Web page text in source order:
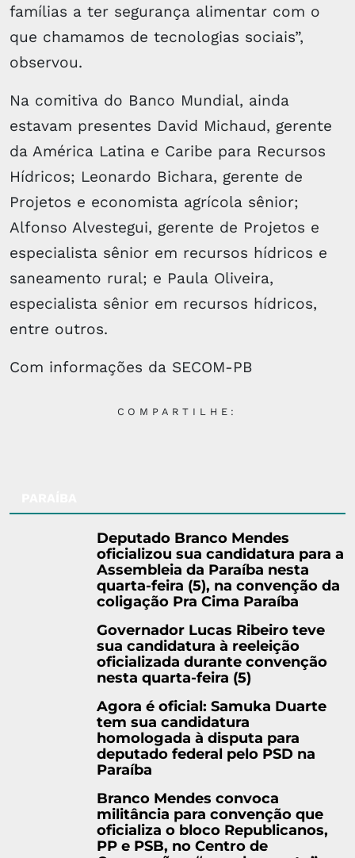
famílias a ter segurança alimentar com o
que chamamos de tecnologias sociais”,
observou.
Na comitiva do Banco Mundial, ainda
estavam presentes David Michaud, gerente
da América Latina e Caribe para Recursos
Hídricos; Leonardo Bichara, gerente de
Projetos e economista agrícola sênior;
Alfonso Alvestegui, gerente de Projetos e
especialista sênior em recursos hídricos e
saneamento rural; e Paula Oliveira,
especialista sênior em recursos hídricos,
entre outros.
Com informações da SECOM-PB
COMPARTILHE:
Deputado Branco Mendes
oficializou sua candidatura para a
Assembleia da Paraíba nesta
quarta-feira (5), na convenção da
coligação Pra Cima Paraíba
Governador Lucas Ribeiro teve
sua candidatura à reeleição
oficializada durante convenção
nesta quarta-feira (5)
Agora é oficial: Samuka Duarte
tem sua candidatura
homologada à disputa para
deputado federal pelo PSD na
Paraíba
Branco Mendes convoca
militância para convenção que
oficializa o bloco Republicanos,
PP e PSB, no Centro de